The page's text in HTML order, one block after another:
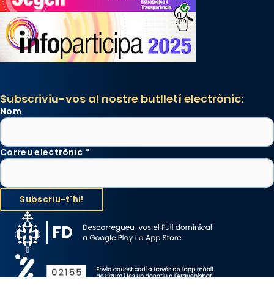
Subscriviu-vos al nostre butlletí electrònic:
Nom
Correu electrònic *